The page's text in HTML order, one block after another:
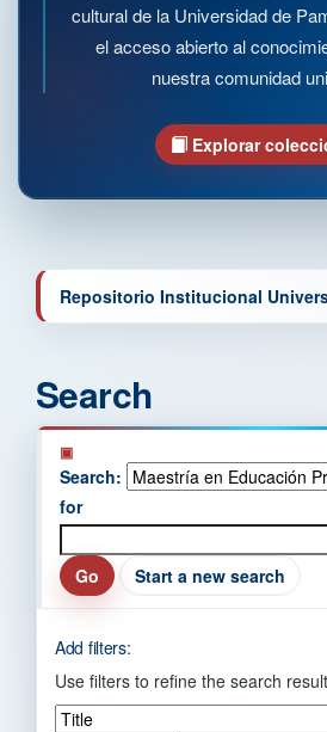
cultural de la Universidad de
el acceso abierto al
nuestra comunidad
Explorar
Repositorio Institucional
Search
Search:
for
Start a new search
Add filters:
Use filters to refine the search